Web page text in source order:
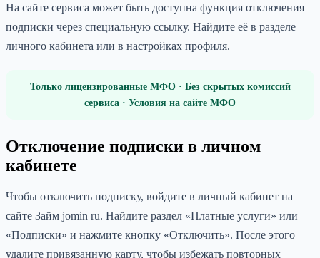
На сайте сервиса может быть доступна функция отключения
подписки через специальную ссылку. Найдите её в разделе
личного кабинета или в настройках профиля.
Только лицензированные МФО · Без скрытых комиссий
сервиса · Условия на сайте МФО
Отключение подписки в личном
кабинете
Чтобы отключить подписку, войдите в личный кабинет на
сайте Займ jomin ru. Найдите раздел «Платные услуги» или
«Подписки» и нажмите кнопку «Отключить». После этого
удалите привязанную карту, чтобы избежать повторных